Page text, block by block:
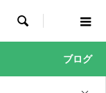

ブログ